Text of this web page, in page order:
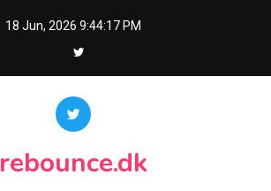
18 Jun, 2026 9:44:18 PM
rebounce.dk